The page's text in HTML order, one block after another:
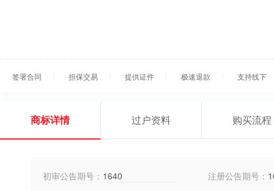
签署合同 担保交易 提供证件 极速退款 支持线下
商标详情 过户资料 购买流程
初审公告期号： 1640 注册公告期号：